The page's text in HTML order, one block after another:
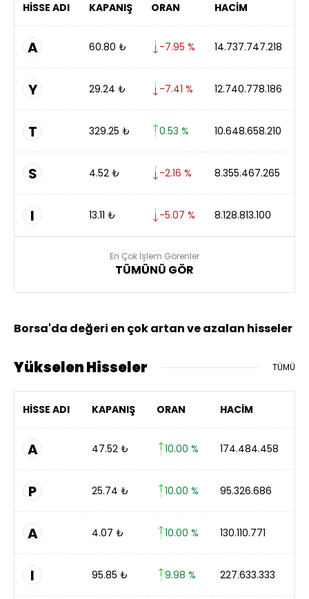
HİSSE ADI KAPANIŞ ORAN HACİM
A 60.80 ₺ -7.95 % 14.737.747.218
Y 29.24 ₺ -7.41 % 12.740.778.186
T 329.25 ₺ 0.53 % 10.648.658.210
S 4.52 ₺ -2.16 % 8.355.467.265
I 13.11 ₺ -5.07 % 8.128.813.100
En Çok İşlem Görenler
TÜMÜNÜ GÖR
Borsa'da değeri en çok artan ve azalan hisseler
Yükselen Hisseler TÜMÜ
HİSSE ADI KAPANIŞ ORAN HACİM
A 47.52 ₺ 10.00 % 174.484.458
P 25.74 ₺ 10.00 % 95.326.686
A 4.07 ₺ 10.00 % 130.110.771
I 95.85 ₺ 9.98 % 227.633.333